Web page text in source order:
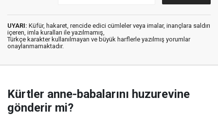
UYARI: Küfür, hakaret, rencide edici cümleler veya imalar, inançlara saldırı
içeren, imla kuralları ile yazılmamış,
Türkçe karakter kullanılmayan ve büyük harflerle yazılmış yorumlar
onaylanmamaktadır.
Kürtler anne-babalarını huzurevine
gönderir mi?